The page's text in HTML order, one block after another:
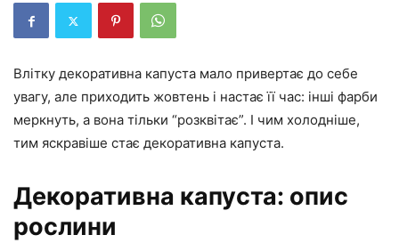
Влітку декоративна капуста мало привертає до себе
увагу, але приходить жовтень і настає її час: інші фарби
меркнуть, а вона тільки “розквітає”. І чим холодніше,
тим яскравіше стає декоративна капуста.
Декоративна капуста: опис
рослини